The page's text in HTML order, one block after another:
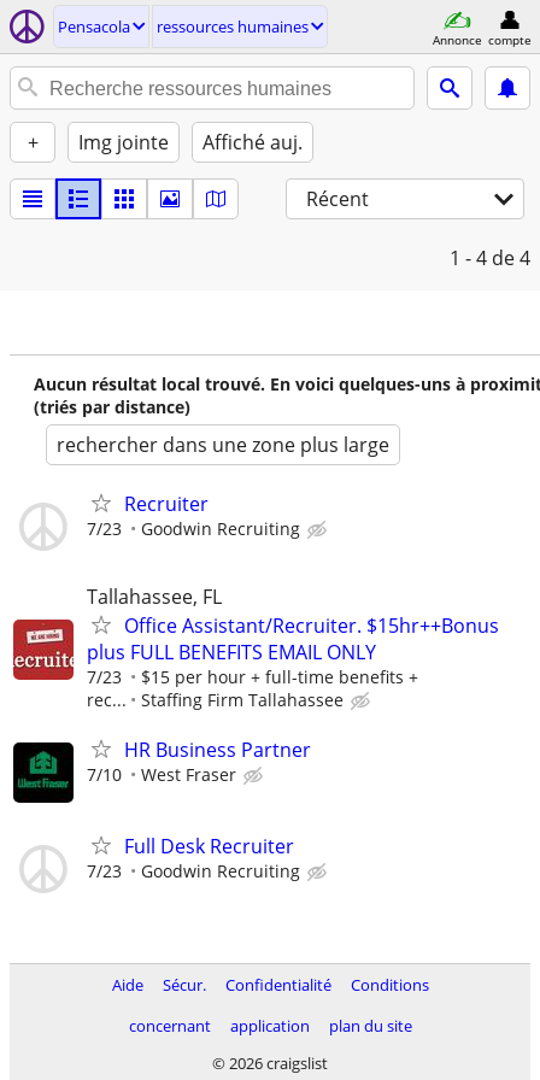
Pensacola ressources humaines
Annonce compte
+ Img jointe Affiché auj.
Récent
1 - 4 de 4
Aucun résultat local trouvé. En voici quelques-uns à
(triés par distance)
rechercher dans une zone plus large
Recruiter
7/23 Goodwin Recruiting
Tallahassee, FL
Office Assistant/Recruiter. $15hr++Bonus
plus FULL BENEFITS EMAIL ONLY
7/23
$15 per hour + full-time benefits +
rec...
Staffing Firm Tallahassee
HR Business Partner
7/10 West Fraser
Full Desk Recruiter
7/23 Goodwin Recruiting
Aide Sécur. Confidentialité
Conditions
concernant
application
plan du site
© 2026 craigslist